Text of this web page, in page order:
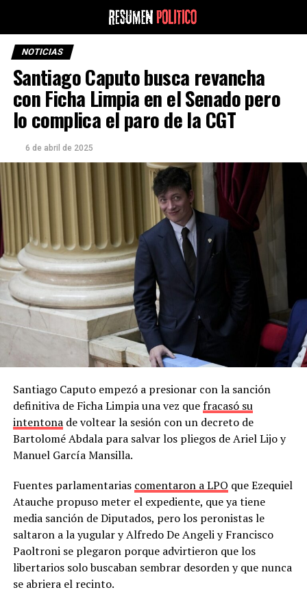
NOTICIAS
Santiago Caputo busca revancha
con Ficha Limpia en el Senado pero
lo complica el paro de la CGT
6 de abril de 2025
Santiago Caputo empezó a presionar con la sanción
definitiva de Ficha Limpia una vez quefracasó su
intentonade voltear la sesión con un decreto de
Bartolomé Abdala para salvar los pliegos de Ariel Lijo y
Manuel García Mansilla.
Fuentes parlamentarias comentaron a LPO que Ezequiel
Atauche propuso meter el expediente, que ya tiene
media sanción de Diputados, pero los peronistas le
saltaron a la yugular y Alfredo De Angeli y Francisco
Paoltroni se plegaron porque advirtieron que los
libertarios solo buscaban sembrar desorden y que nunca
se abriera el recinto.